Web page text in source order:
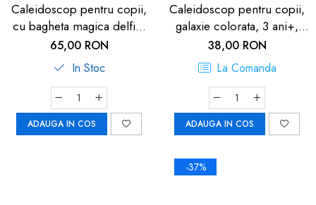
Caleidoscop pentru copii,
cu bagheta magica delfin,
15.5cm, 3ani +, Goki
65,00 RON
In Stoc
ADAUGA IN COS
Caleidoscop pentru copii,
galaxie colorata, 3 ani+,
Goki - Joc de imaginatie
38,00 RON
La Comanda
ADAUGA IN COS
-37%